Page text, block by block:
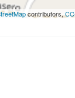
contributors,